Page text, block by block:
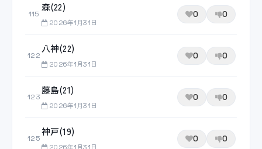
115
森(22)
2026年1月31日
0 0
122
八神(22)
2026年1月31日
0 0
123
藤島(21)
2026年1月31日
0 0
125
神戸(19)
2026年1月31日
0 0